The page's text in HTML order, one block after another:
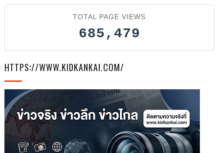
TOTAL PAGE VIEWS
685,479
HTTPS://WWW.KIDKANKAI.COM/